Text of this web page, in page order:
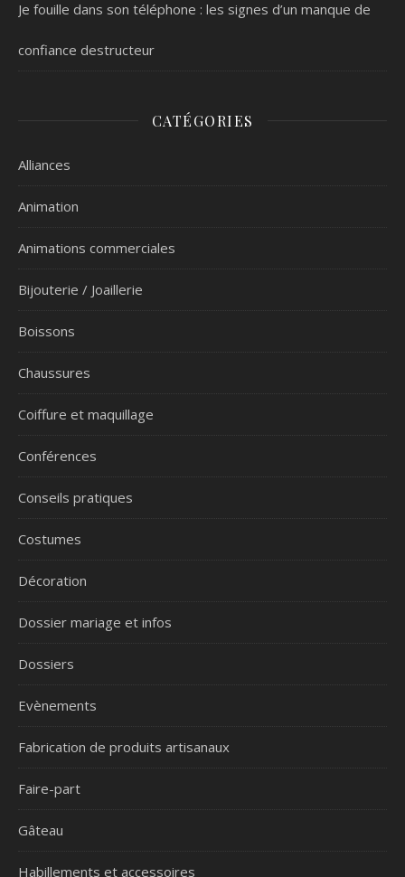
Je fouille dans son téléphone : les signes d’un manque de
confiance destructeur
CATÉGORIES
Alliances
Animation
Animations commerciales
Bijouterie / Joaillerie
Boissons
Chaussures
Coiffure et maquillage
Conférences
Conseils pratiques
Costumes
Décoration
Dossier mariage et infos
Dossiers
Evènements
Fabrication de produits artisanaux
Faire-part
Gâteau
Habillements et accessoires